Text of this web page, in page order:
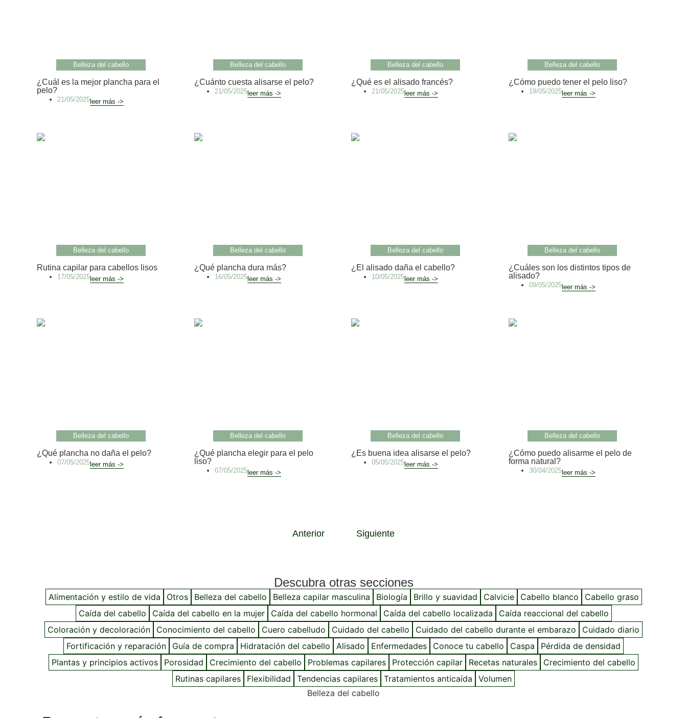
Belleza del cabello
¿Cuál es la mejor plancha para el
pelo?
21/05/2025 leer más ->
Belleza del cabello
¿Cuánto cuesta alisarse el pelo?
21/05/2025leer más ->
Belleza del cabello
¿Qué es el alisado francés?
21/05/2025 leer más ->
Belleza del cabello
¿Cómo puedo tener el pelo liso?
19/05/2025leer más ->
Belleza del cabello
Rutina capilar para cabellos lisos
17/05/2025 leer más ->
Belleza del cabello
¿Qué plancha dura más?
16/05/2025leer más ->
Belleza del cabello
¿El alisado daña el cabello?
10/05/2025 leer más ->
Belleza del cabello
¿Cuáles son los distintos tipos de
alisado?
09/05/2025leer más ->
Belleza del cabello
¿Qué plancha no daña el pelo?
07/05/2025 leer más ->
Belleza del cabello
¿Qué plancha elegir para el pelo
liso?
07/05/2025leer más ->
Belleza del cabello
¿Es buena idea alisarse el pelo?
05/05/2025 leer más ->
Belleza del cabello
¿Cómo puedo alisarme el pelo de
forma natural?
30/04/2025leer más ->
Anterior Siguiente
Descubra otras secciones
Alimentación y estilo de vida Otros Belleza del cabello Belleza capilar masculina Biología Brillo y suavidad Calvicie Cabello blanco
Cabello graso
Caída del cabello
Caída del cabello en la mujer Caída del cabello hormonal Caída del cabello localizada
Caída reaccional del cabello
Coloración y decoloración
Conocimiento del cabello Cuero cabelludo Cuidado del cabello Cuidado del cabello durante el embarazo
Cuidado diario
Fortificación y reparación
Guía de compra Hidratación del cabello Alisado Enfermedades Conoce tu cabello Caspa
Pérdida de densidad
Plantas y principios activos
Porosidad Crecimiento del cabello Problemas capilares Protección capilar Recetas naturales
Crecimiento del cabello
Rutinas capilares
Flexibilidad Tendencias capilares Tratamientos anticaída
Volumen
Belleza del cabello